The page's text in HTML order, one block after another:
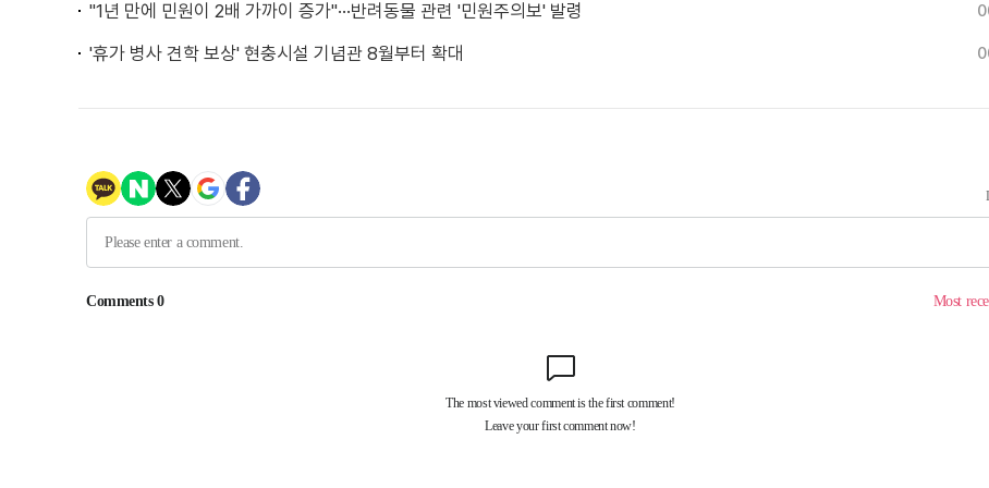
"1년 만에 민원이 2배 가까이 증가"···반려동물 관련 '민원주의보' 발령
'휴가 병사 견학 보상' 현충시설 기념관 8월부터 확대